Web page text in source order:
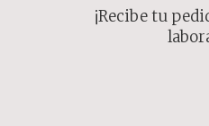
¡Recibe tu